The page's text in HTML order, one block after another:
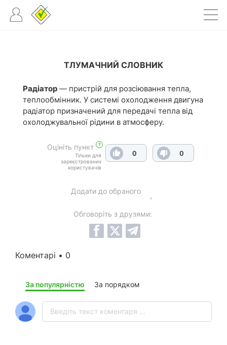
ТЛУМАЧНИЙ СЛОВНИК
Радіатор — пристрій для розсіювання тепла,
теплообмінник. У системі охолодження двигуна
радіатор призначений для передачі тепла від
охолоджувальної рідини в атмосферу.
Оцініть пункт ?
Тільки для
зареєстрованих
користувачів
0 0
Додати до обраного
Обговоріть з друзями:
Коментарі • 0
За популярністю За порядком